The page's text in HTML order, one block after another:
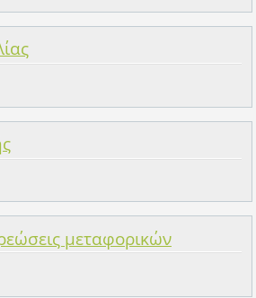
μεταφορικών